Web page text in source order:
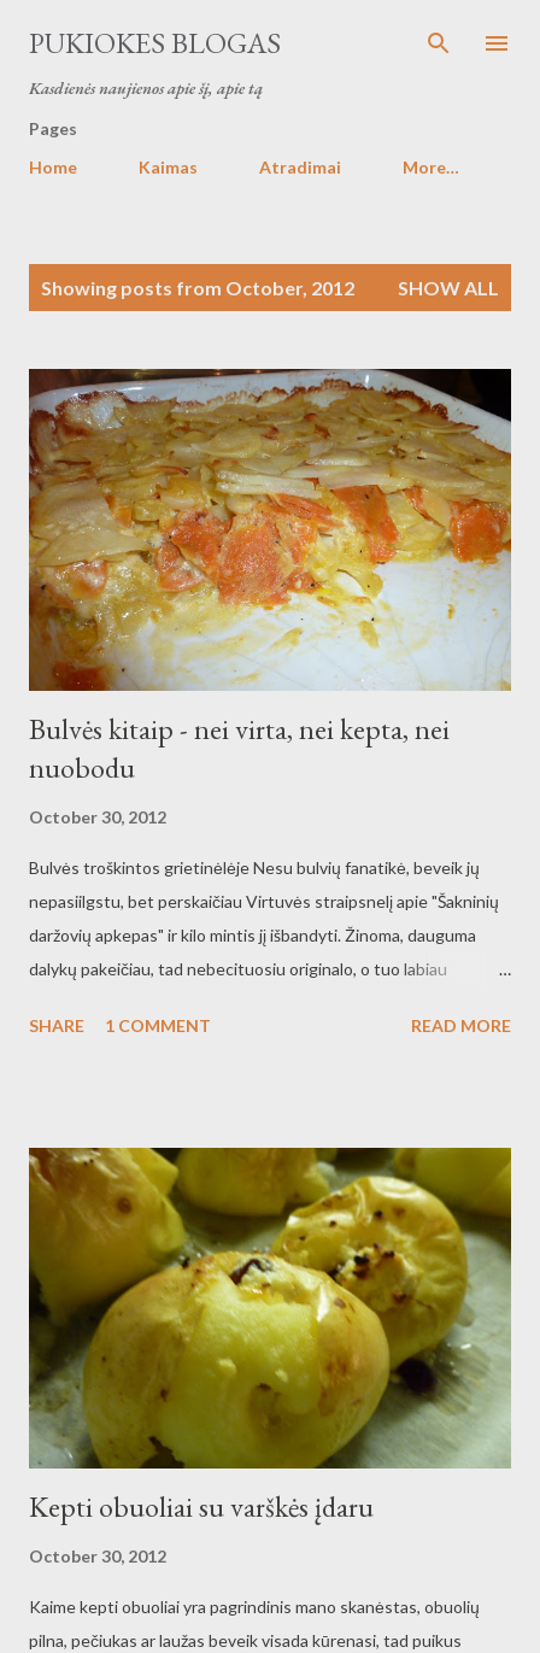
Skip to main content
PUKIOKES BLOGAS
Kasdienės naujienos apie šį, apie tą
Pages
Home
Kaimas Atradimai More…
Showing posts from October, 2012 SHOW ALL
Bulvės kitaip - nei virta, nei kepta, nei
nuobodu
October 30, 2012
Bulvės troškintos grietinėlėje Nesu bulvių fanatikė, beveik jų
nepasiilgstu, bet perskaičiau Virtuvės straipsnelį apie "Šakninių
daržovių apkepas" ir kilo mintis jį išbandyti. Žinoma, dauguma
dalykų pakeičiau, tad nebecituosiu originalo, o tuo labiau
troškintos grietinėlėje Ingridientai: - kelios morkos - dvigubai
nuotaiką Eiga: Įkaitinti storu padu puodą, ištirpinti sviestą ir
alyvuogių aliejų. Supjaustyti griežinėliais morkas, susmulkinti
svogūnus ir apkepti morkas, po to sumesti svogūnus. Daržovės
neturi visiškai iškepti, tiesiog apskrusti. Kepimo pabaigoje įdėti
garstyčias, druską, pipirus, išmaišyti. Supjaustyti bulves ...
SHARE 1 COMMENT READ MORE
Kepti obuoliai su varškės įdaru
October 30, 2012
Kaime kepti obuoliai yra pagrindinis mano skanėstas, obuolių
pilna, pečiukas ar laužas beveik visada kūrenasi, tad puikus